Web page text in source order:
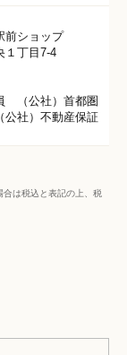
前ショップ
１丁目7-4
（公社）首都圏
社）不動産保証
は税込と表記の上、税